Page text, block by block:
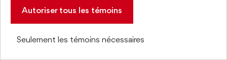
Autoriser tous les témoins
Seulement les témoins nécessaires